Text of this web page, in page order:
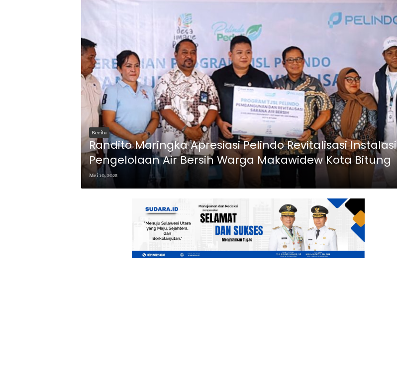
Berita
Randito Maringka Apresiasi Pelindo Revitalisasi Instalasi
Pengelolaan Air Bersih Warga Makawidew Kota Bitung
Mei 10, 2025